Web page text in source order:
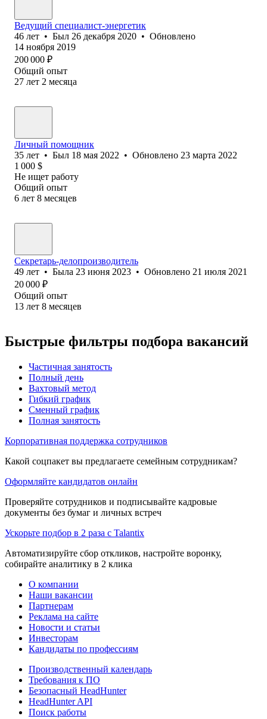
Ведущий специалист-энергетик
46 лет • Был 26 декабря 2020 • Обновлено
14 ноября 2019
200 000 ₽
Общий опыт
27 лет 2 месяца
Личный помощник
35 лет • Был 18 мая 2022 • Обновлено 23 марта 2022
1 000 $
Не ищет работу
Общий опыт
6 лет 8 месяцев
Секретарь-делопроизводитель
49 лет • Была 23 июня 2023 • Обновлено 21 июля 2021
20 000 ₽
Общий опыт
13 лет 8 месяцев
Быстрые фильтры подбора вакансий
Частичная занятость
Полный день
Вахтовый метод
Гибкий график
Сменный график
Полная занятость
Корпоративная поддержка сотрудников
Какой соцпакет вы предлагаете семейным сотрудникам?
Оформляйте кандидатов онлайн
Проверяйте сотрудников и подписывайте кадровые
документы без бумаг и личных встреч
Ускорьте подбор в 2 раза с Talantix
Автоматизируйте сбор откликов, настройте воронку,
собирайте аналитику в 2 клика
О компании
Наши вакансии
Партнерам
Реклама на сайте
Новости и статьи
Инвесторам
Кандидаты по профессиям
Производственный календарь
Требования к ПО
Безопасный HeadHunter
HeadHunter API
Поиск работы